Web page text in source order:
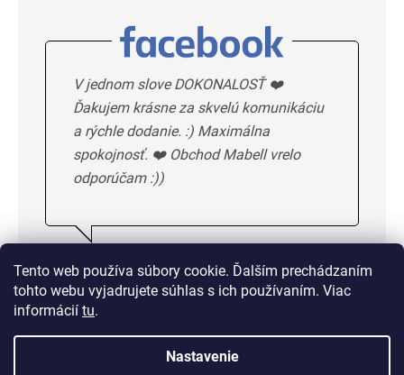
Tento web používa súbory cookie. Ďalším prechádzaním
tohto webu vyjadrujete súhlas s ich používaním. Viac
informácií tu.
Nastavenie
V jednom slove DOKONALOSŤ ❤️
Ďakujem krásne za skvelú komunikáciu
a rýchle dodanie. :) Maximálna
spokojnosť. ❤️ Obchod Mabell vrelo
odporúčam :))
DALSIE HODNOTENIE